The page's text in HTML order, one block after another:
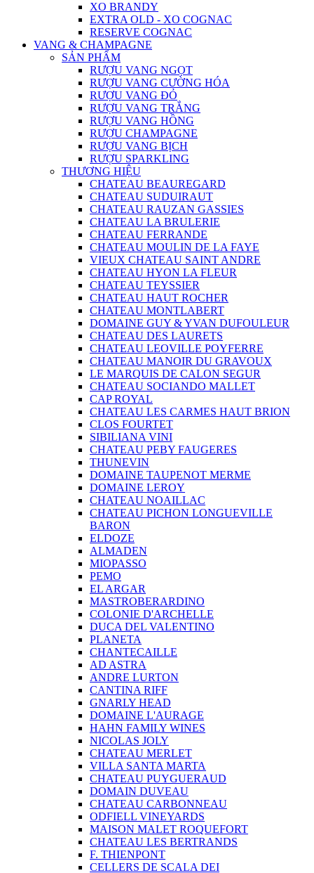
XO BRANDY
EXTRA OLD - XO COGNAC
RESERVE COGNAC
VANG & CHAMPAGNE
SẢN PHẨM
RƯỢU VANG NGỌT
RƯỢU VANG CƯỜNG HÓA
RƯỢU VANG ĐỎ
RƯỢU VANG TRẮNG
RƯỢU VANG HỒNG
RƯỢU CHAMPAGNE
RƯỢU VANG BỊCH
RƯỢU SPARKLING
THƯƠNG HIỆU
CHATEAU BEAUREGARD
CHATEAU SUDUIRAUT
CHATEAU RAUZAN GASSIES
CHATEAU LA BRULERIE
CHATEAU FERRANDE
CHATEAU MOULIN DE LA FAYE
VIEUX CHATEAU SAINT ANDRE
CHATEAU HYON LA FLEUR
CHATEAU TEYSSIER
CHATEAU HAUT ROCHER
CHATEAU MONTLABERT
DOMAINE GUY & YVAN DUFOULEUR
CHATEAU DES LAURETS
CHATEAU LEOVILLE POYFERRE
CHATEAU MANOIR DU GRAVOUX
LE MARQUIS DE CALON SEGUR
CHATEAU SOCIANDO MALLET
CAP ROYAL
CHATEAU LES CARMES HAUT BRION
CLOS FOURTET
SIBILIANA VINI
CHATEAU PEBY FAUGERES
THUNEVIN
DOMAINE TAUPENOT MERME
DOMAINE LEROY
CHATEAU NOAILLAC
CHATEAU PICHON LONGUEVILLE
BARON
ELDOZE
ALMADEN
MIOPASSO
PEMO
EL ARGAR
MASTROBERARDINO
COLONIE D'ARCHELLE
DUCA DEL VALENTINO
PLANETA
CHANTECAILLE
AD ASTRA
ANDRE LURTON
CANTINA RIFF
GNARLY HEAD
DOMAINE L'AURAGE
HAHN FAMILY WINES
NICOLAS JOLY
CHATEAU MERLET
VILLA SANTA MARTA
CHATEAU PUYGUERAUD
DOMAIN DUVEAU
CHATEAU CARBONNEAU
ODFIELL VINEYARDS
MAISON MALET ROQUEFORT
CHATEAU LES BERTRANDS
F. THIENPONT
CELLERS DE SCALA DEI